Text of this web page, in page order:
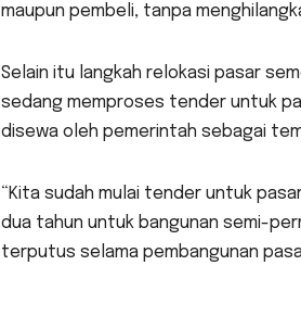
maupun pembeli, tanpa
Selain itu langkah relokasi pasar
sedang memproses tender untuk
disewa oleh pemerintah sebagai
“Kita sudah mulai tender untuk
dua tahun untuk bangunan semi-
terputus selama pembangunan